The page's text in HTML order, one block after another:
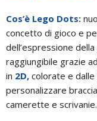
Cos’è Lego Dots:
concetto di gioco e
dell’espressione
raggiungibile grazie
in 2D, colorate e
personalizzare
camerette e scrivanie.